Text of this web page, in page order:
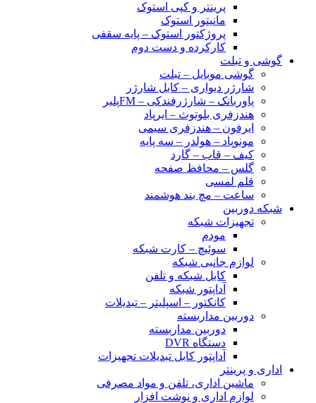
پرینتر و کپی استوک
مانیتور استوک
پروژکتور استوک – پایه سقفی
کارکرده و دست دوم
گوشی و تبلت
گوشی موبایل – تبلت
شارژر دیواری – کابل شارژر
پاوربانک – شارژرفندکی – FMپلیر
هندزفری بلوتوث – ایرپاد
ایرفون – هندزفری سیمی
مونوپاد – هولدر – سه پایه
کیف – قاب – گارد
گلس – محافظ صفحه
قلم لمسی
ساعت – مچ بند هوشمند
شبکه دوربین
تجهیزات شبکه
مودم
سوئیچ – کارت شبکه
لوازم جانبی شبکه
کابل شبکه و تلفن
آداپتور شبکه
کانکتور – اسپلیتر – تبدیلات
دوربین مداربسته
دوربین مداربسته
دستگاه DVR
آداپتور کابل تبدیلات تجهیزات
اداری و پرینتر
ماشین اداری، تلفن و مواد مصرفی
لوازم اداری و نوشت افزار